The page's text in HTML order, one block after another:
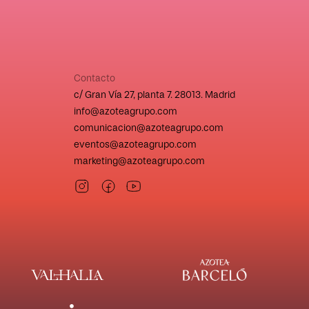
Contacto
c/ Gran Vía 27, planta 7. 28013. Madrid
info@azoteagrupo.com
comunicacion@azoteagrupo.com
eventos@azoteagrupo.com
marketing@azoteagrupo.com